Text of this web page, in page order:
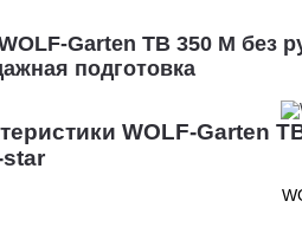
Garten TB 350 M без
подготовка
WOLF-Garten
star